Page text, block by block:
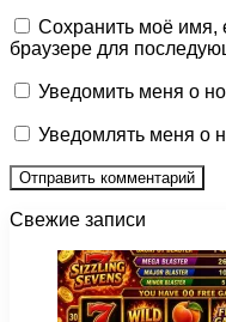
Сохранить моё имя,
браузере для
Уведомить меня о
Уведомлять меня о
Свежие записи